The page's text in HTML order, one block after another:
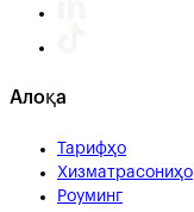
Алоқа
Тарифҳо
Хизматрасониҳо
Роуминг